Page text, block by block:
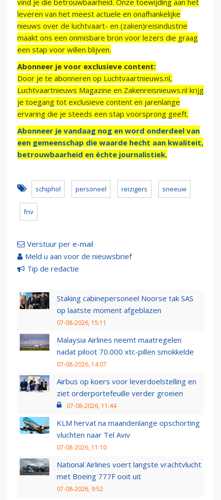
vind je die betrouwbaarheid. Onze toewijding aan het
leveren van het meest actuele en onafhankelijke
nieuws over de luchtvaart- en (zaken)reisindustrie
maakt ons een onmisbare bron voor lezers die graag
een stap voor willen blijven.
Abonneer je voor exclusieve content:
Door je te abonneren op Luchtvaartnieuws.nl,
Luchtvaartnieuws Magazine en Zakenreisnieuws.nl krijg
je toegang tot exclusieve content en jarenlange
ervaring die je steeds een stap voorsprong geeft.
Abonneer je vandaag nog en word onderdeel van
een gemeenschap die waarde hecht aan kwaliteit,
betrouwbaarheid en échte journalistiek.
schiphol personeel reizigers sneeuw
fnv
Verstuur per e-mail
Meld u aan voor de nieuwsbrief
Tip de redactie
Staking cabinepersoneel Noorse tak SAS
op laatste moment afgeblazen
07-08-2026, 15:11
Malaysia Airlines neemt maatregelen
nadat piloot 70.000 xtc-pillen smokkelde
07-08-2026, 14:07
Airbus op koers voor leverdoelstelling en
ziet orderportefeuille verder groeien
07-08-2026, 11:44
KLM hervat na maandenlange opschorting
vluchten naar Tel Aviv
07-08-2026, 11:10
National Airlines voert langste vrachtvlucht
met Boeing 777F ooit uit
07-08-2026, 9:52